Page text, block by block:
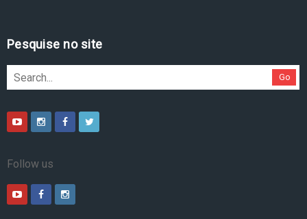
Pesquise no site
Go
Follow us